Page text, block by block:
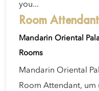
you...
Room
Mandarin Oriental
Rooms
Mandarin Oriental
Room Attendant, um